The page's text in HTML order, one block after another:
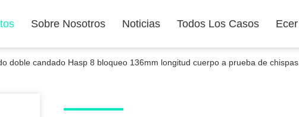
Sobre Nosotros Noticias Todos Los Casos Ecer
doble candado Hasp 8 bloqueo 136mm longitud cuerpo a prueba de chispas